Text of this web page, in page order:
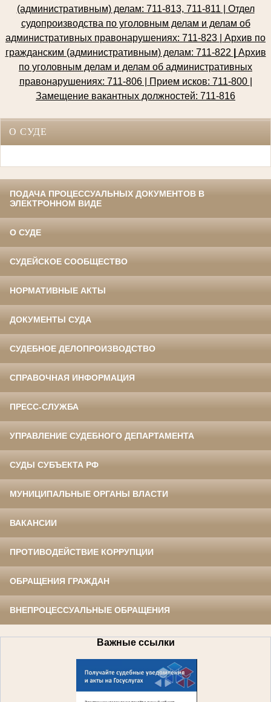
(административным) делам: 711-813, 711-811 | Отдел
судопроизводства по уголовным делам и делам об
административных правонарушениях: 711-823 | Архив по
гражданским (административным) делам: 711-822
Архив
по уголовным делам и делам об административных
правонарушениях: 711-806 | Прием исков: 711-800
Замещение вакантных должностей: 711-816
О СУДЕ
ПОДАЧА ПРОЦЕССУАЛЬНЫХ ДОКУМЕНТОВ В
ЭЛЕКТРОННОМ ВИДЕ
О СУДЕ
СУДЕЙСКОЕ СООБЩЕСТВО
НОРМАТИВНЫЕ АКТЫ
ДОКУМЕНТЫ СУДА
СУДЕБНОЕ ДЕЛОПРОИЗВОДСТВО
СПРАВОЧНАЯ ИНФОРМАЦИЯ
ПРЕСС-СЛУЖБА
УПРАВЛЕНИЕ СУДЕБНОГО ДЕПАРТАМЕНТА
СУДЫ СУБЪЕКТА РФ
МУНИЦИПАЛЬНЫЕ ОРГАНЫ ВЛАСТИ
ВАКАНСИИ
ПРОТИВОДЕЙСТВИЕ КОРРУПЦИИ
ОБРАЩЕНИЯ ГРАЖДАН
ВНЕПРОЦЕССУАЛЬНЫЕ ОБРАЩЕНИЯ
Важные ссылки